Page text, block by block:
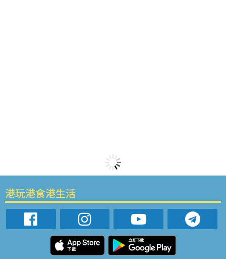
港玩港食港生活